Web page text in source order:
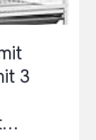
3